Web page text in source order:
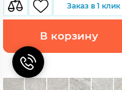
Заказ в 1 клик
В корзину